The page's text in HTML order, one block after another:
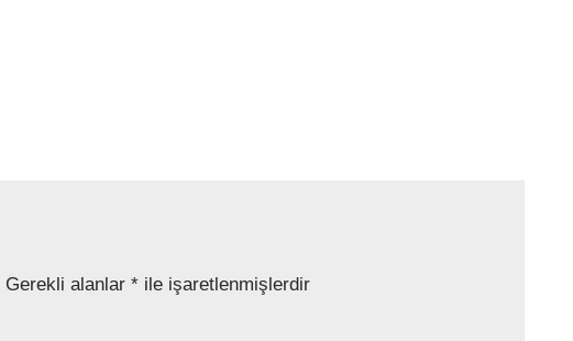
Gerekli alanlar * ile işaretlenmişlerdir